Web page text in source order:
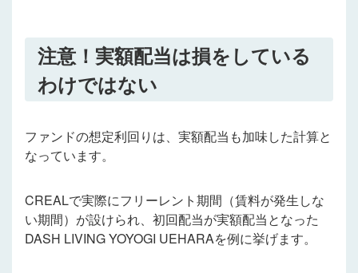
注意！実額配当は損をしている
わけではない
ファンドの想定利回りは、実額配当も加味した計算と
なっています。
CREALで実際にフリーレント期間（賃料が発生しな
い期間）が設けられ、初回配当が実額配当となった
DASH LIVING YOYOGI UEHARAを例に挙げます。